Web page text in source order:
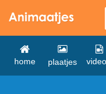
home plaatjes